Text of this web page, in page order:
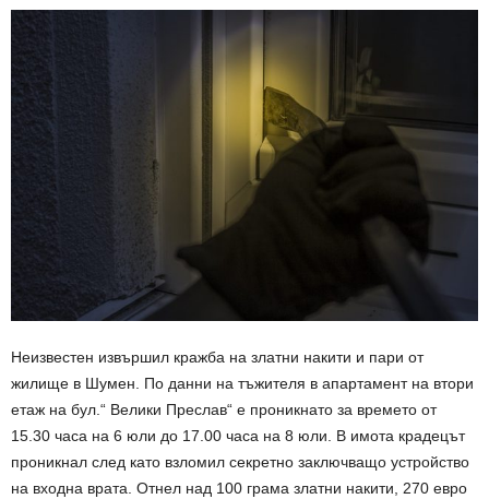
Неизвестен извършил кражба на златни накити и пари от
жилище в Шумен. По данни на тъжителя в апартамент на втори
етаж на бул.“ Велики Преслав“ е проникнато за времето от
15.30 часа на 6 юли до 17.00 часа на 8 юли. В имота крадецът
проникнал след като взломил секретно заключващо устройство
на входна врата. Отнел над 100 грама златни накити, 270 евро